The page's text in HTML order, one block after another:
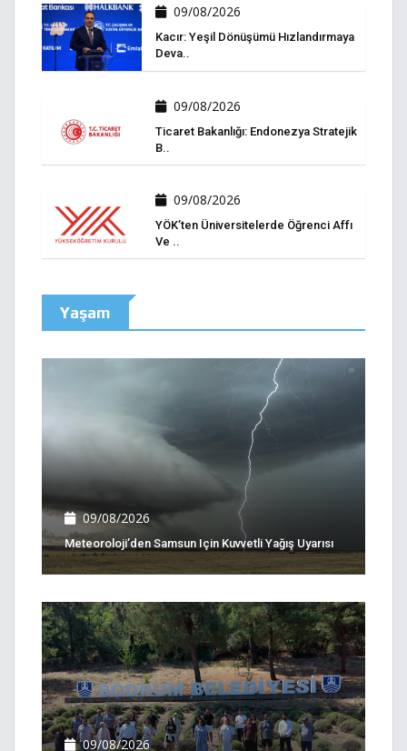
09/08/2026
Kacır: Yeşil Dönüşümü Hızlandırmaya
Deva..
09/08/2026
Ticaret Bakanlığı: Endonezya Stratejik
B..
09/08/2026
YÖK’ten Üniversitelerde Öğrenci Affı
Ve ..
Yaşam
09/08/2026
Meteoroloji’den Samsun Için Kuvvetli Yağış Uyarısı
09/08/2026